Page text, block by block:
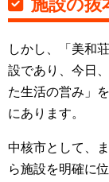
施設の抜
しかし、「美和
設であり、今日
た生活の営み」
にあります。
中核市として、
ら施設を明確に